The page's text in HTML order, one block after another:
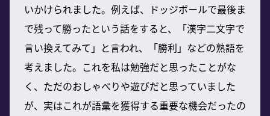
いかけられました。例えば、ドッジボールで最後ま
で残って勝ったという話をすると、「漢字二文字で
言い換えてみて」と言われ、「勝利」などの熟語を
考えました。これを私は勉強だと思ったことがな
く、ただのおしゃべりや遊びだと思っていました
が、実はこれが語彙を獲得する重要な機会だったの